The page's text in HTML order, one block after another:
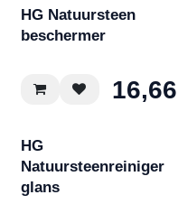
HG Natuursteen
beschermer
16,66
HG
Natuursteenreiniger
glans